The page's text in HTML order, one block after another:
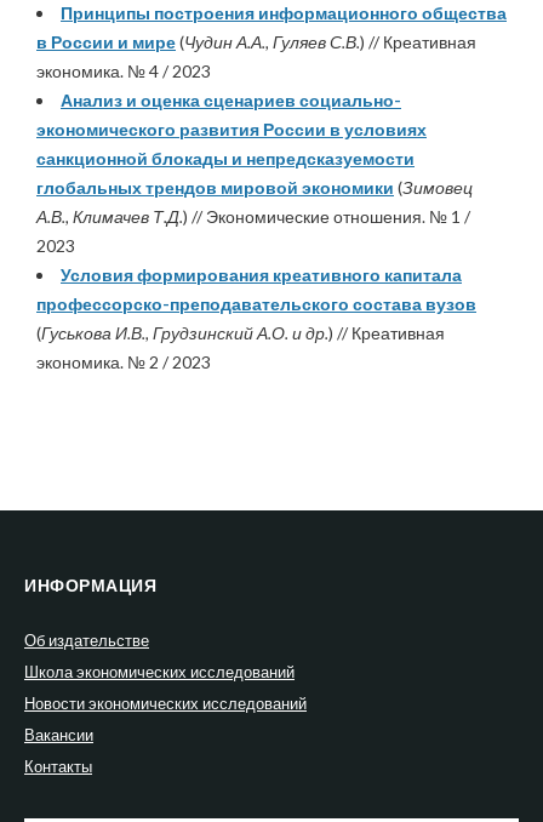
Принципы построения информационного общества
в России и мире(Чудин А.А., Гуляев С.В.) // Креативная
экономика. № 4 / 2023
Анализ и оценка сценариев социально-
экономического развития России в условиях
санкционной блокады и непредсказуемости
глобальных трендов мировой экономики (Зимовец
А.В., Климачев Т.Д.) // Экономические отношения. № 1 /
2023
Условия формирования креативного капитала
профессорско-преподавательского состава вузов
(Гуськова И.В., Грудзинский А.О. и др.) // Креативная
экономика. № 2 / 2023
ИНФОРМАЦИЯ
Об издательстве
Школа экономических исследований
Новости экономических исследований
Вакансии
Контакты